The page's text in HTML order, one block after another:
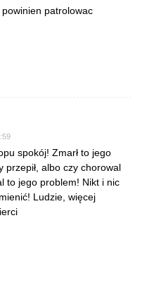
patrolowac
spokój! Zmarł to jego
przepił, albo czy chorowal
to jego problem! Nikt i nic
Ludzie, więcej